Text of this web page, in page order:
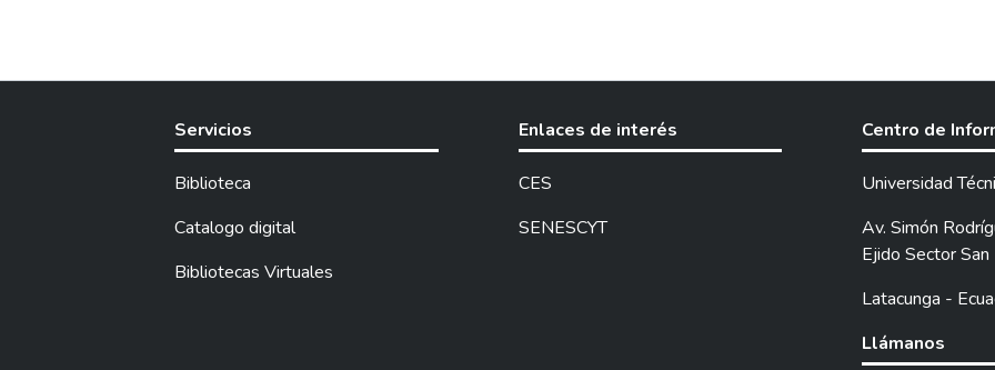
Servicios
Biblioteca
Catalogo digital
Bibliotecas Virtuales
Enlaces de interés
CES
SENESCYT
Centro de
Universidad
Av. Simón
Ejido Sector San
Latacunga -
Llámanos